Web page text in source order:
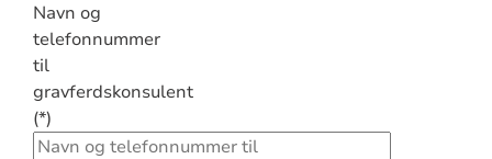
Navn og
telefonnummer
til
gravferdskonsulent